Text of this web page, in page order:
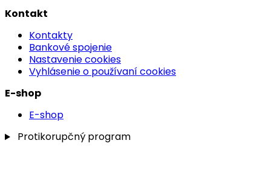
Kontakt
Kontakty
Bankové spojenie
Nastavenie cookies
Vyhlásenie o používaní cookies
E-shop
E-shop
Protikorupčný program